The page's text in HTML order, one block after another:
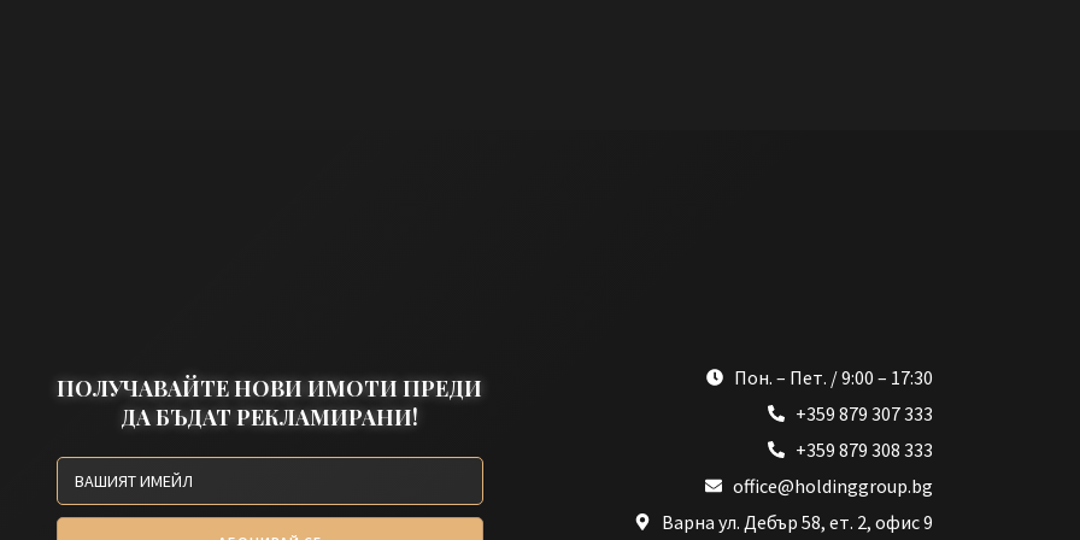
ПОЛУЧАВАЙТЕ НОВИ ИМОТИ ПРЕДИ
ДА БЪДАТ РЕКЛАМИРАНИ!
Пон. – Пет. / 9:00 – 17:30
+359 879 307 333
+359 879 308 333
office@holdinggroup.bg
Варна ул. Дебър 58, ет. 2, офис 9